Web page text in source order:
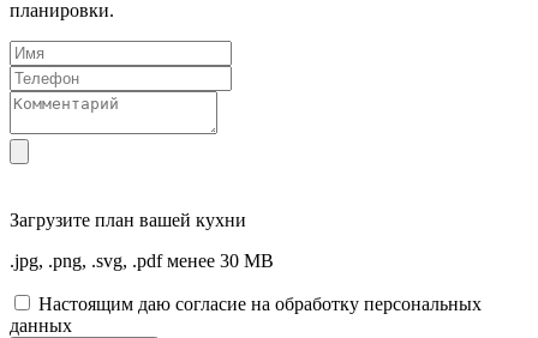
планировки.
Загрузите план вашей кухни
.jpg, .png, .svg, .pdf менее 30 MB
Настоящим даю согласие на обработку персональных
данных